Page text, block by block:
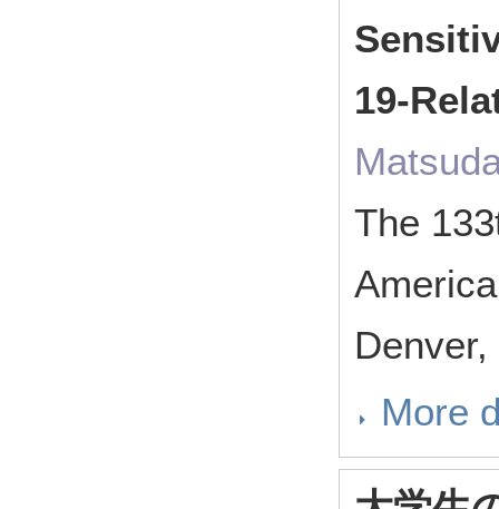
19-
The
More